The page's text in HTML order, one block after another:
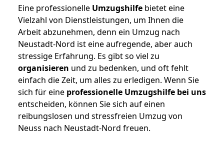
Eine professionelle Umzugshilfe bietet eine
Vielzahl von Dienstleistungen, um Ihnen die
Arbeit abzunehmen, denn ein Umzug nach
Neustadt-Nord ist eine aufregende, aber auch
stressige Erfahrung. Es gibt so viel zu
organisieren und zu bedenken, und oft fehlt
einfach die Zeit, um alles zu erledigen. Wenn Sie
sich für eine professionelle Umzugshilfe bei uns
entscheiden, können Sie sich auf einen
reibungslosen und stressfreien Umzug von
Neuss nach Neustadt-Nord freuen.